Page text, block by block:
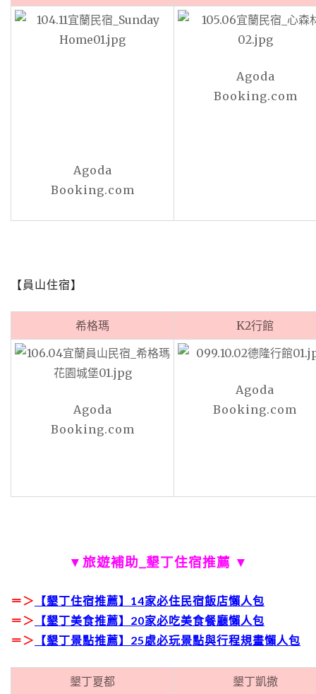
Agoda
Booking.com
Agoda
Booking.com
【員山住宿】
希格瑪 K2行館
Agoda
Booking.com
Agoda
Booking.com
▼ 旅遊補助_ 墾丁住宿推薦 ▼
＝＞ 【墾丁住宿推薦】14家必住民宿飯店懶人包
＝＞ 【墾丁美食推薦】20家必吃美食餐廳懶人包
＝＞ 【墾丁景點推薦】25處必玩景點與行程規畫懶人包
墾丁夏都 墾丁凱撒